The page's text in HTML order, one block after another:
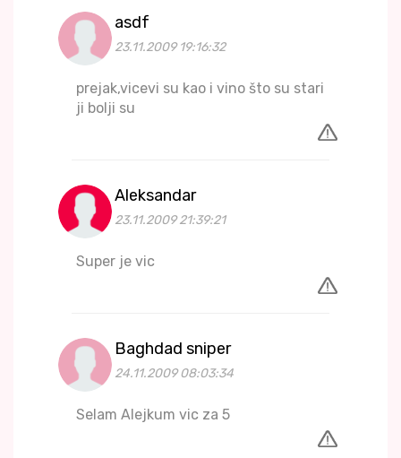
asdf
23.11.2009 19:16:32
prejak,vicevi su kao i vino što su stari
ji bolji su
Aleksandar
23.11.2009 21:39:21
Super je vic
Baghdad sniper
24.11.2009 08:03:34
Selam Alejkum vic za 5